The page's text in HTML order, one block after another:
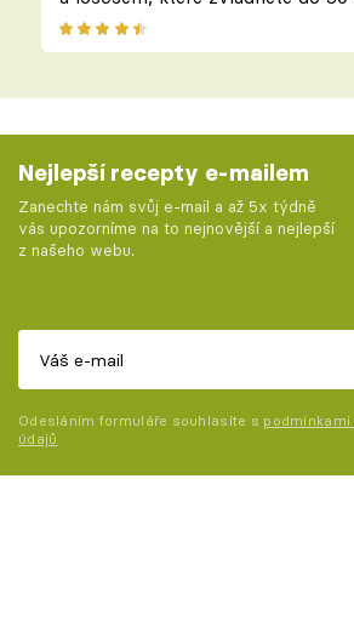
Nejlepší recepty e-mailem
Zanechte nám svůj e-mail a až 5x týdně
vás upozorníme na to nejnovější a nejlepší
z našeho webu.
Odesláním formuláře souhlasíte s
údajů